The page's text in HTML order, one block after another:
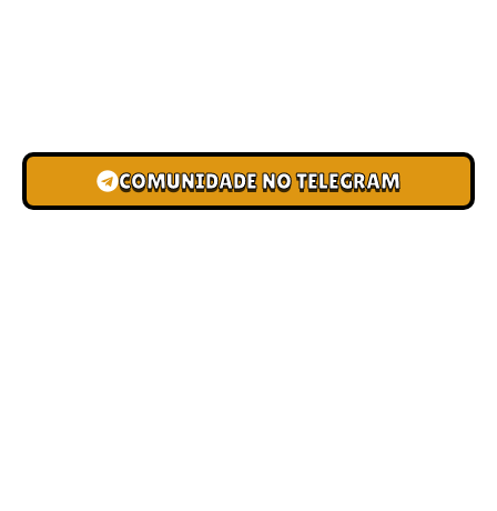
COMUNIDADE NO TELEGRAM